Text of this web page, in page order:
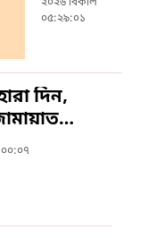
জয় হবে:
কায়েম
০৫:২৯:০১
দিন,